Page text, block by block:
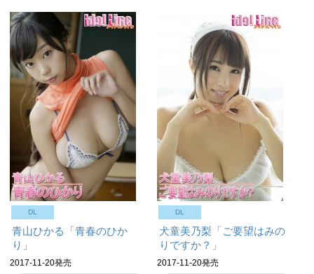
DL
青山ひかる「青春のひか
り」
2017-11-20発売
DL
犬童美乃梨「ご要望はみの
りですか？」
2017-11-20発売